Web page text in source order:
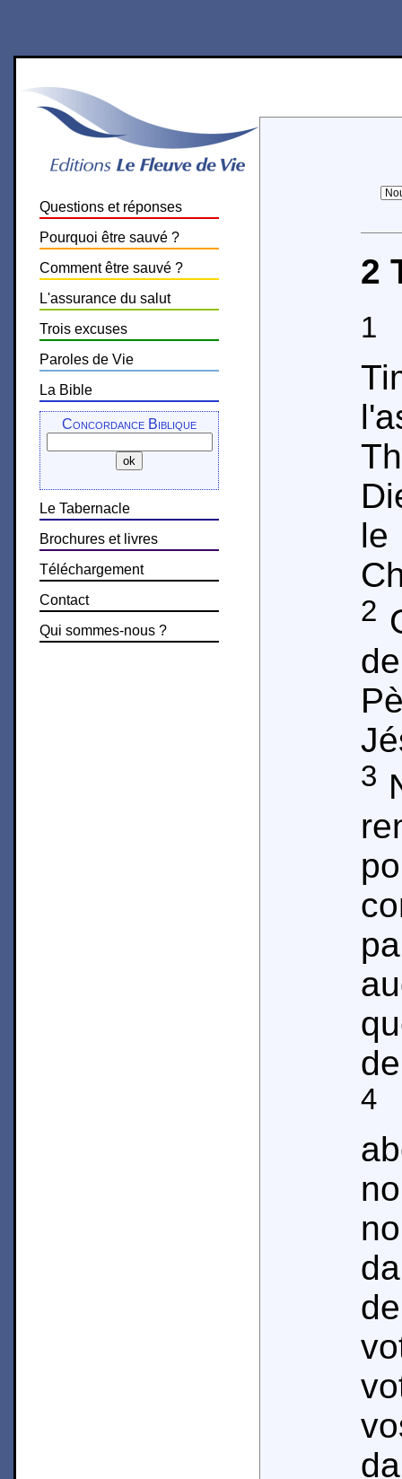
Questions et réponses
Pourquoi être sauvé ?
Comment être sauvé ?
L'assurance du salut
Trois excuses
Paroles de Vie
La Bible
Concordance Biblique
Le Tabernacle
Brochures et livres
Téléchargement
Contact
Qui sommes-nous ?
2
1
2
3
4